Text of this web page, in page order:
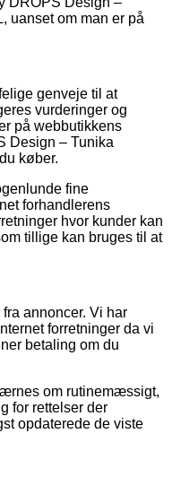
uanset om man er på
genveje til at
vurderinger og
på webbutikkens
Design – Tunika
køber.
fine
forhandlerens
hvor kunder kan
tillige kan bruges til at
annoncer. Vi har
forretninger da vi
betaling om du
om rutinemæssigt,
for rettelser der
opdaterede de viste